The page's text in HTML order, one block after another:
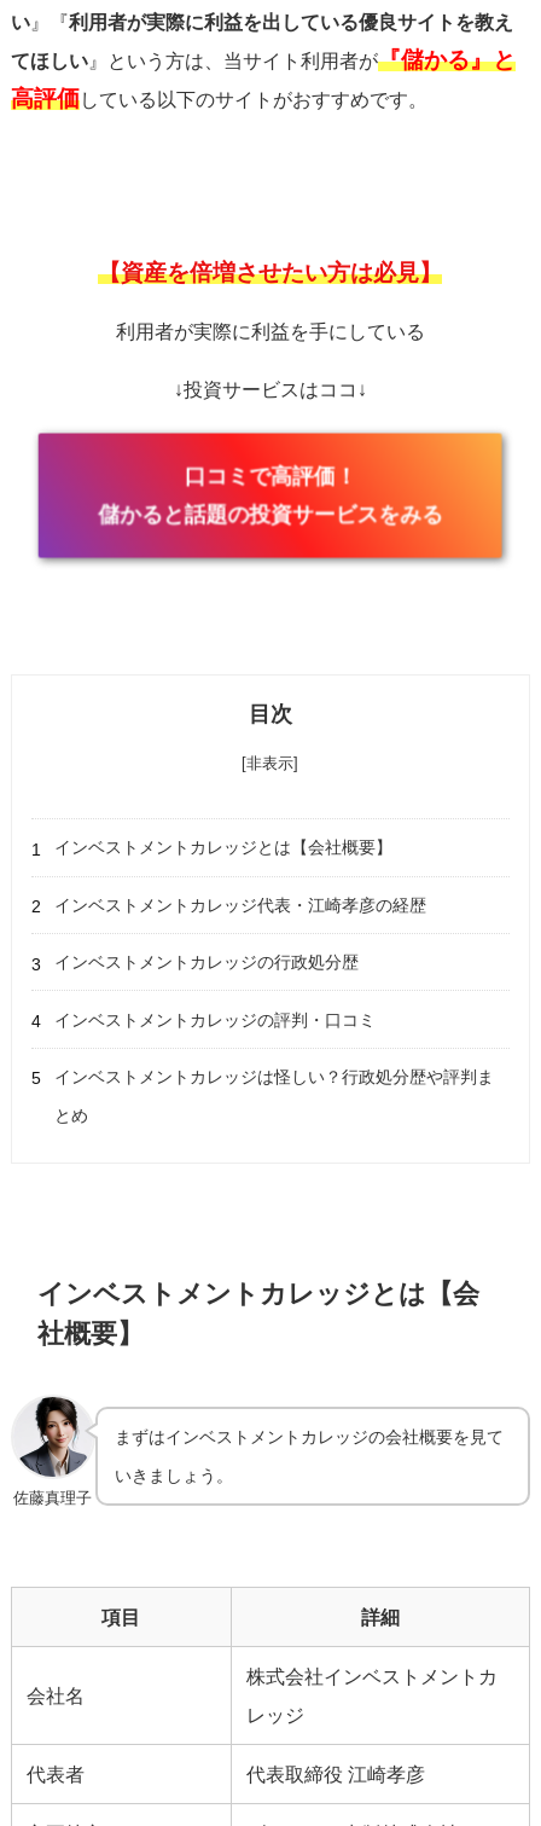
い』『利用者が実際に利益を出している優良サイトを教え
てほしい』という方は、当サイト利用者が『儲かる』と
高評価している以下のサイトがおすすめです。
【資産を倍増させたい方は必見】
利用者が実際に利益を手にしている
↓投資サービスはココ↓
口コミで高評価！
儲かると話題の投資サービスをみる
目次
[非表示]
インベストメントカレッジとは【会社概要】
インベストメントカレッジ代表・江崎孝彦の経歴
インベストメントカレッジの行政処分歴
インベストメントカレッジの評判・口コミ
インベストメントカレッジは怪しい？行政処分歴や評判ま
とめ
インベストメントカレッジとは【会
社概要】
佐藤真理子
まずはインベストメントカレッジの会社概要を見て
いきましょう。
項目 詳細
会社名
株式会社インベストメントカ
レッジ
代表者 代表取締役 江崎孝彦